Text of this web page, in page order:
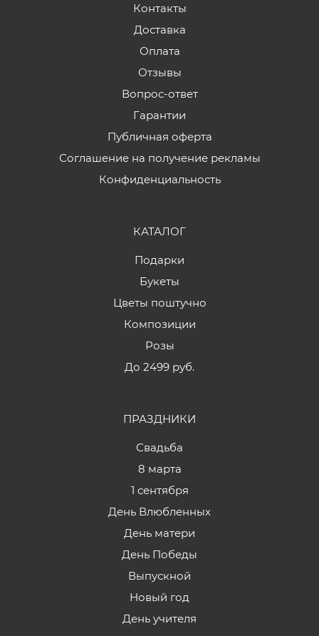
Контакты
Доставка
Оплата
Отзывы
Вопрос-ответ
Гарантии
Публичная оферта
Соглашение на получение рекламы
Конфиденциальность
КАТАЛОГ
Подарки
Букеты
Цветы поштучно
Композиции
Розы
До 2499 руб.
ПРАЗДНИКИ
Свадьба
8 марта
1 сентября
День Влюбленных
День матери
День Победы
Выпускной
Новый год
День учителя